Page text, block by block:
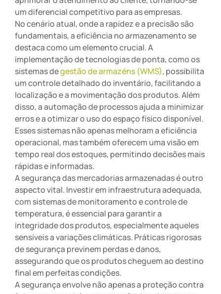
um diferencial competitivo para as empresas.
No cenário atual, onde a rapidez e a precisão são
fundamentais, a eficiência no armazenamento se
destaca como um elemento crucial. A
implementação de tecnologias de ponta, como os
sistemas degestão de armazéns (WMS), possibilita
um controle detalhado do inventário, facilitando a
localização e a movimentação dos produtos. Além
disso, a automação de processos ajuda a minimizar
erros e a otimizar o uso do espaço físico disponível.
Esses sistemas não apenas melhoram a eficiência
operacional, mas também oferecem uma visão em
tempo real dos estoques, permitindo decisões mais
rápidas e informadas.
A segurança das mercadorias armazenadas é outro
aspecto vital. Investir em infraestrutura adequada,
com sistemas de monitoramento e controle de
temperatura, é essencial para garantir a
integridade dos produtos, especialmente aqueles
sensíveis a variações climáticas. Práticas rigorosas
de segurança previnem perdas e danos,
assegurando que os produtos cheguem ao destino
final em perfeitas condições.
A segurança envolve não apenas a proteção contra